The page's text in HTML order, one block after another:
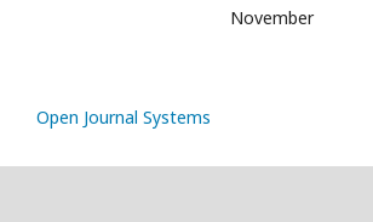
November
Open Journal Systems